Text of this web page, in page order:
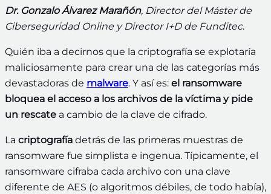
Dr. Gonzalo Álvarez Marañón, Director del Máster de
Ciberseguridad Online y Director I+D de Funditec.
Quién iba a decirnos que la criptografía se explotaría
maliciosamente para crear una de las categorías más
devastadoras de malware. Y así es: el ransomware
bloquea el acceso a los archivos de la víctima y pide
un rescate a cambio de la clave de cifrado.
La criptografía detrás de las primeras muestras de
ransomware fue simplista e ingenua. Típicamente, el
ransomware cifraba cada archivo con una clave
diferente de AES (o algoritmos débiles, de todo había),